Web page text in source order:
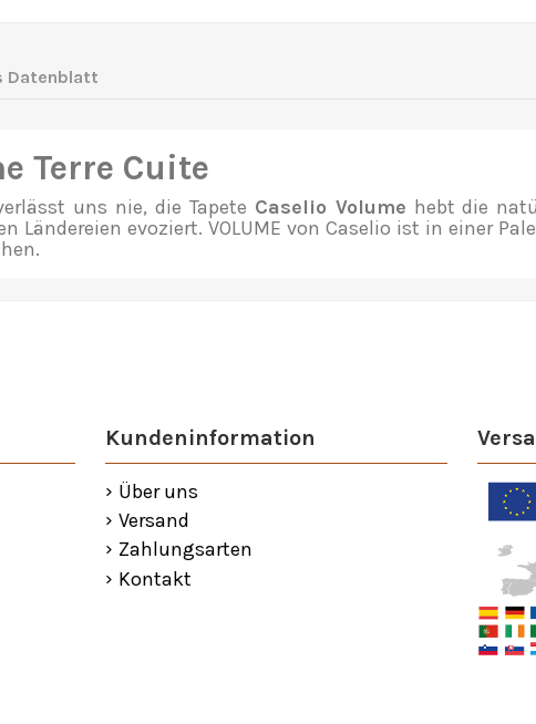
Datenblatt
Terre Cuite
uns nie, die Tapete Caselio Volume hebt die
Ländereien evoziert. VOLUME von Caselio ist in einer
Kundeninformation
Über uns
Versand
Zahlungsarten
Kontakt